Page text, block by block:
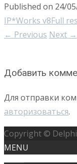
Published on 24/
IP*Works v8Full
← Previous Next →
Добавить
Для отправки
авторизоваться.
Copyright ©
MENU